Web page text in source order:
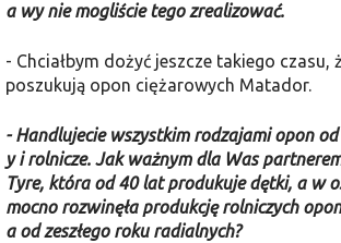
a wy nie mogliście tego zrealizować.
- Chciałbym dożyć jeszcze takiego czasu,
poszukują opon ciężarowych Matador.
- Handlujecie wszystkim rodzajami opon
y i rolnicze. Jak ważnym dla Was
Tyre, która od 40 lat produkuje dętki, a w
mocno rozwinęła produkcję rolniczych
a od zeszłego roku radialnych?